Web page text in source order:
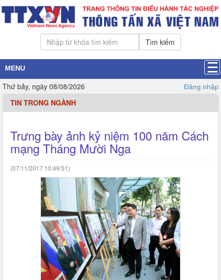
Tìm kiếm
MENU
Thứ bảy, ngày 08/08/2026 Đăng nhập
TIN TRONG NGÀNH
Trưng bày ảnh kỷ niệm 100 năm Cách
mạng Tháng Mười Nga
(07/11/2017 10:49:51)